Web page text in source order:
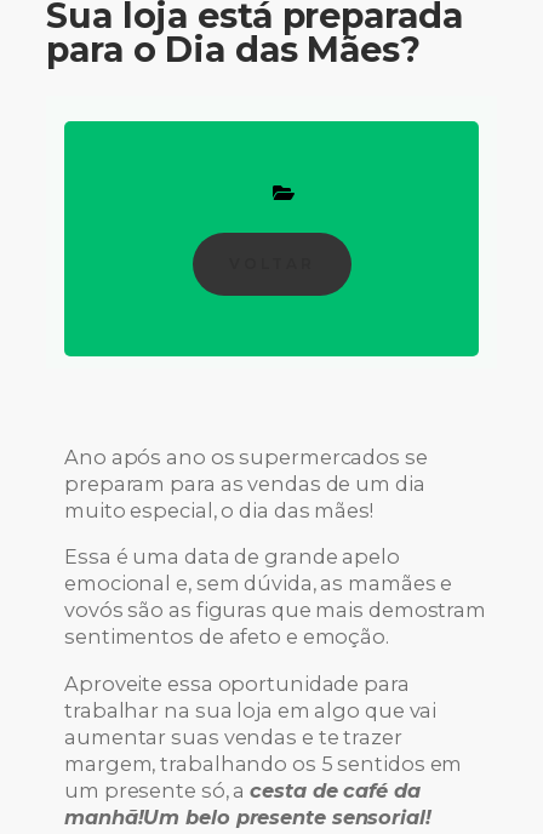
Sua loja está preparada
para o Dia das Mães?
Ano após ano os supermercados se
preparam para as vendas de um dia
muito especial, o dia das mães!
Essa é uma data de grande apelo
emocional e, sem dúvida, as mamães e
vovós são as figuras que mais demostram
sentimentos de afeto e emoção.
Aproveite essa oportunidade para
trabalhar na sua loja em algo que vai
aumentar suas vendas e te trazer
margem, trabalhando os 5 sentidos em
um presente só, acesta de café da
manhã!Um belo presente sensorial!